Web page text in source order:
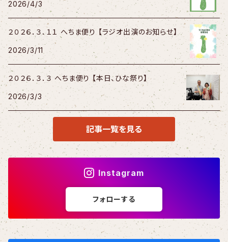
2026/4/3
２０２６．３．１１ へちま便り 【ラジオ出演のお知らせ】
2026/3/11
２０２６．３．３ へちま便り 【本日、ひな祭り】
2026/3/3
記事一覧を見る
Instagram
フォローする